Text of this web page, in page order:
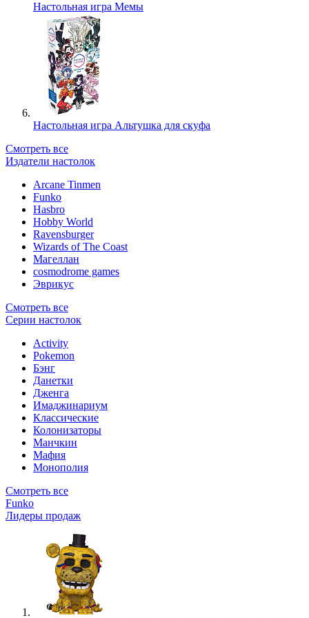
Настольная игра Мемы
Настольная игра Альтушка для скуфа
Смотреть все
Издатели настолок
Arcane Tinmen
Funko
Hasbro
Hobby World
Ravensburger
Wizards of The Coast
Магеллан
сosmodrome games
Эврикус
Смотреть все
Серии настолок
Activity
Pokemon
Бэнг
Данетки
Дженга
Имаджинариум
Классические
Колонизаторы
Манчкин
Мафия
Монополия
Смотреть все
Funko
Лидеры продаж